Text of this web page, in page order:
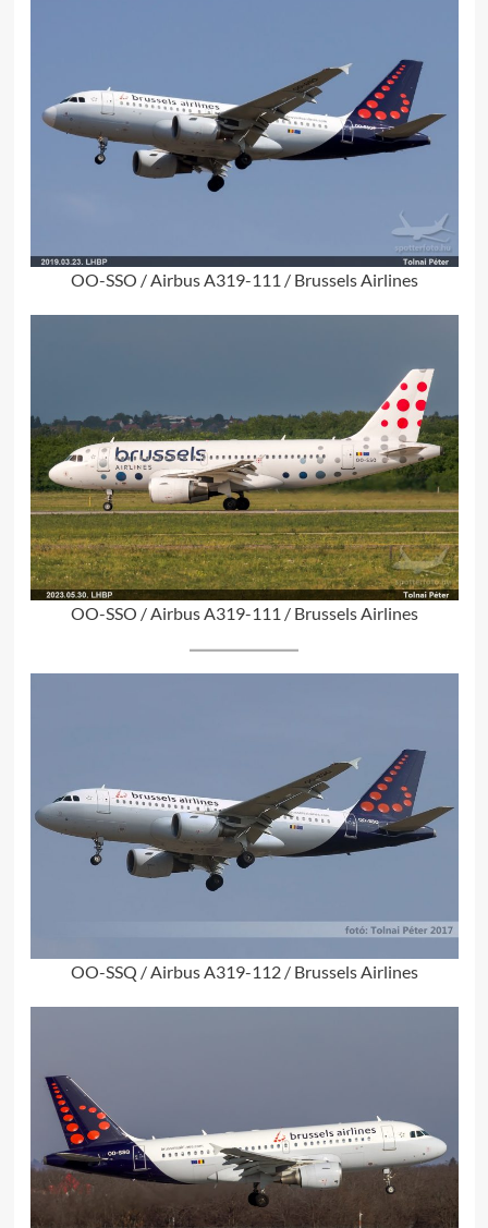
OO-SSO / Airbus A319-111 / Brussels Airlines
OO-SSO / Airbus A319-111 / Brussels Airlines
OO-SSQ / Airbus A319-112 / Brussels Airlines